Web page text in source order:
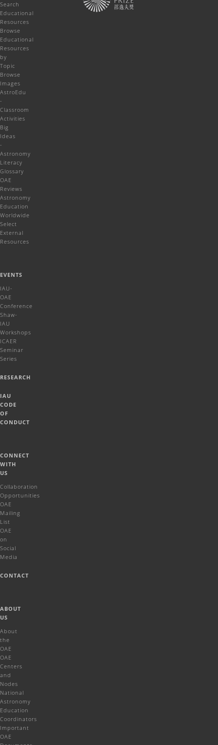
Search
Educational
Resources
Browse
Educational
Resources
by
Topic
Browse
Images
AstroEdu
-
Classroom
Activities
Big
Ideas
-
Astronomy
Literacy
Glossary
OAE
Reviews
Astronomy
Education
Worldwide
Select
External
Resources
EVENTS
IAU-
OAE
Conference
Shaw-
IAU
Workshops
ICAER
Seminar
Series
RESEARCH
IAU
CODE
OF
CONDUCT
CONNECT
WITH
US
Collaboration
Opportunities
OAE
Mailing
List
OAE
on
Social
Media
CONTACT
ABOUT
US
About
the
OAE
OAE
Centers
and
Nodes
National
Astronomy
Education
Coordinators
Important
OAE